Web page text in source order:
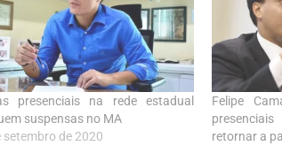
presenciais na rede estadual
suspensas no MA
setembro de 2020
Felipe
retornar a